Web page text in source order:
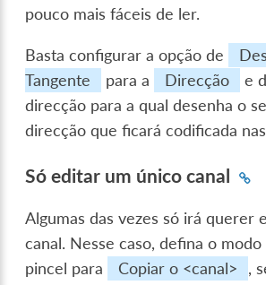
pouco mais fáceis de ler.
Basta configurar a opção de
Tangente
para a Direcção
e
direcção para a qual desenha o
direcção que ficará codificada
Só editar um único canal
Algumas das vezes só irá querer
canal. Nesse caso, defina o
pincel para
Copiar o <canal>
,